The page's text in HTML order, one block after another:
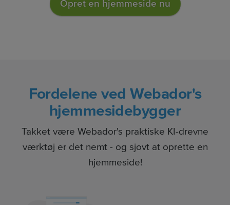
Opret en hjemmeside nu
Fordelene ved Webador's
hjemmesidebygger
Takket være Webador's praktiske KI-drevne
værktøj er det nemt - og sjovt at oprette en
hjemmeside!